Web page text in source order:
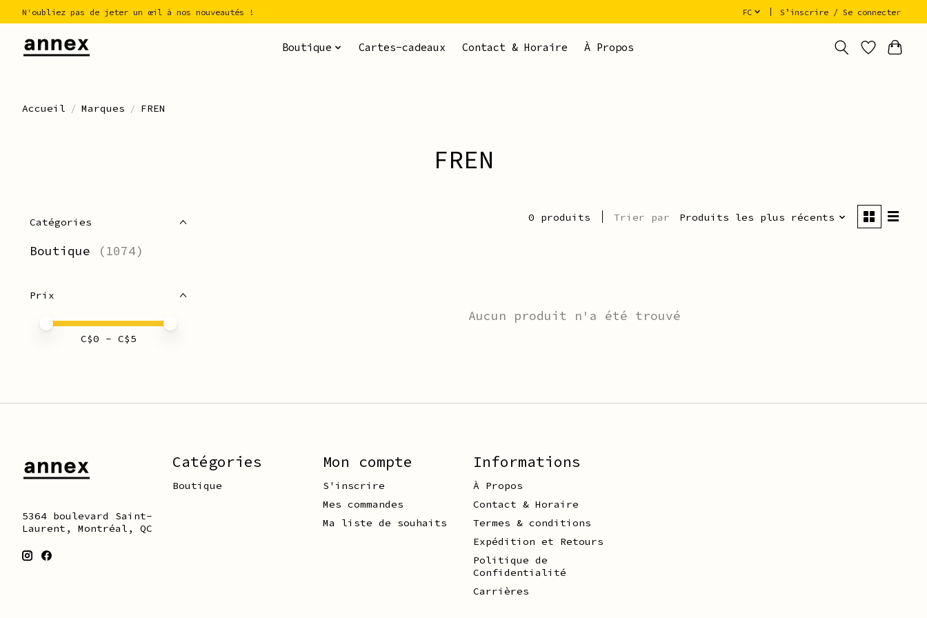
N'oubliez pas de jeter un œil à nos nouveautés ! FC S’inscrire / Se connecter
Boutique Cartes-cadeaux Contact & Horaire À Propos
Accueil / Marques / FREN
FREN
Catégories
Boutique (1074)
Prix
Prix minimum
Price maximum value
C$0 - C$5
0 produits Trier par Produits les plus récents
Aucun produit n'a été trouvé
5364 boulevard Saint-
Laurent, Montréal, QC
Catégories
Boutique
Mon compte
S'inscrire
Mes commandes
Ma liste de souhaits
Informations
À Propos
Contact & Horaire
Termes & conditions
Expédition et Retours
Politique de
Confidentialité
Carrières